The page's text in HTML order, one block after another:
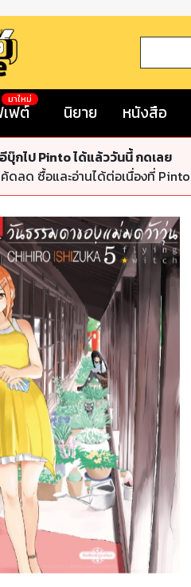
ฟต์
มาใหม่
นิยาย หนังสือ
บุ๊กไป Pinto ได้แล้ววันนี้ กดเลย
ดลด ซื้อและอ่านได้ต่อเนื่องที่ Pinto